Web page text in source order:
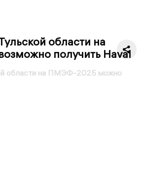
области на
получить Haval
области на ПМЭФ-2025 можно